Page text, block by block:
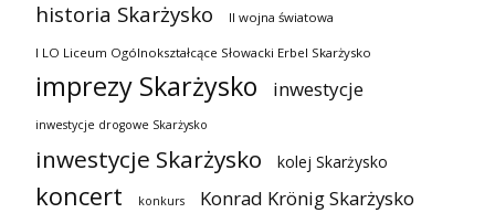
historia Skarżysko II wojna światowa
I LO Liceum Ogólnokształcące Słowacki Erbel Skarżysko
imprezy Skarżysko inwestycje
inwestycje drogowe Skarżysko
inwestycje Skarżysko kolej Skarżysko
koncert konkurs Konrad Krönig Skarżysko